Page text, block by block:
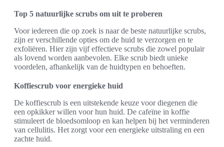
Top 5 natuurlijke scrubs om uit te proberen
Voor iedereen die op zoek is naar de beste natuurlijke scrubs,
zijn er verschillende opties om de huid te verzorgen en te
exfoliëren. Hier zijn vijf effectieve scrubs die zowel populair
als lovend worden aanbevolen. Elke scrub biedt unieke
voordelen, afhankelijk van de huidtypen en behoeften.
Koffiescrub voor energieke huid
De koffiescrub is een uitstekende keuze voor diegenen die
een opkikker willen voor hun huid. De cafeïne in koffie
stimuleert de bloedsomloop en kan helpen bij het verminderen
van cellulitis. Het zorgt voor een energieke uitstraling en een
zachte huid.